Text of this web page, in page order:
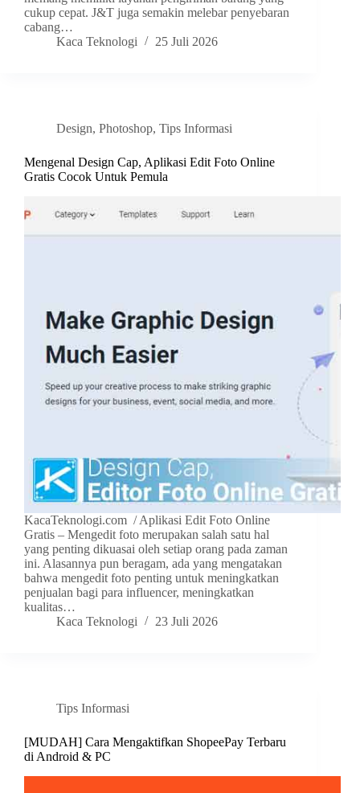
cukup cepat. J&T juga semakin melebar penyebaran
cabang…
Kaca Teknologi
25 Juli 2026
Design, Photoshop, Tips Informasi
Mengenal Design Cap, Aplikasi Edit Foto Online
Gratis Cocok Untuk Pemula
KacaTeknologi.com / Aplikasi Edit Foto Online
Gratis – Mengedit foto merupakan salah satu hal
yang penting dikuasai oleh setiap orang pada zaman
ini. Alasannya pun beragam, ada yang mengatakan
bahwa mengedit foto penting untuk meningkatkan
penjualan bagi para influencer, meningkatkan
kualitas…
Kaca Teknologi
23 Juli 2026
Tips Informasi
[MUDAH] Cara Mengaktifkan ShopeePay Terbaru
di Android & PC